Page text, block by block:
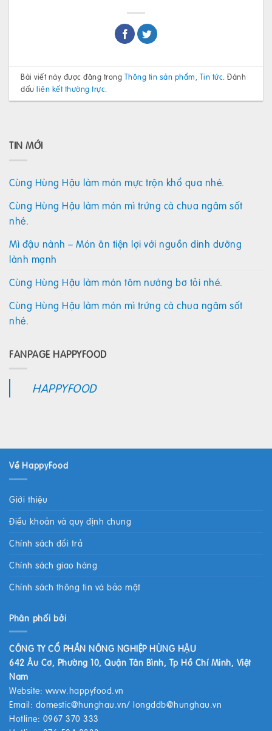
Bài viết này được đăng trong Thông tin sản phẩm, Tin tức. Đánh
dấuliên kết thường trực.
TIN MỚI
Cùng Hùng Hậu làm món mực trộn khổ qua nhé.
Cùng Hùng Hậu làm món mì trứng cà chua ngâm sốt
nhé.
Mì đậu nành – Món ăn tiện lợi với nguồn dinh dưỡng
lành mạnh
Cùng Hùng Hậu làm món tôm nướng bơ tỏi nhé.
Cùng Hùng Hậu làm món mì trứng cà chua ngâm sốt
nhé.
FANPAGE HAPPYFOOD
HAPPYFOOD
Về HappyFood
Giới thiệu
Điều khoản và quy định chung
Chính sách đổi trả
Chính sách giao hàng
Chính sách thông tin và bảo mật
Phân phối bởi
CÔNG TY CỔ PHẦN NÔNG NGHIỆP HÙNG HẬU
642 Âu Cơ, Phường 10, Quận Tân Bình, Tp Hồ Chí Minh, Việt
Nam
Website: www.happyfood.vn
Email: domestic@hunghau.vn/ longddb@hunghau.vn
Hotline: 0967 370 333